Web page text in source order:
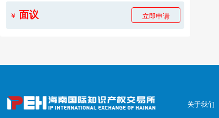
联了申请机构的科创属性标签。 通过自然语言处理技术，
数据集对软著说明文档进行关键特征抽取，形成技术领域、
￥ 面议 立即申请
关于我们